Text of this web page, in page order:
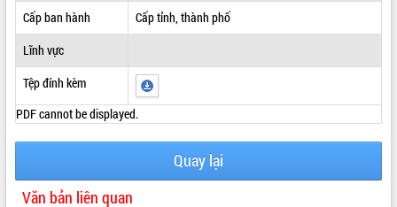
Cấp ban hành
Cấp tỉnh, thành phố
Lĩnh vực
Tệp đính kèm
PDF cannot be displayed.
Quay lại
Văn bản liên quan